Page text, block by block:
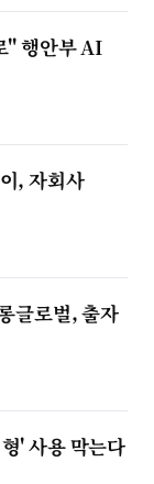
" 행안부 AI
, 자회사
글로벌, 출자
' 사용 막는다